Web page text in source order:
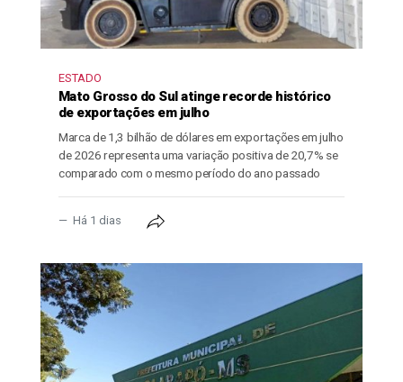
ESTADO
Mato Grosso do Sul atinge recorde histórico
de exportações em julho
Marca de 1,3 bilhão de dólares em exportações em julho
de 2026 representa uma variação positiva de 20,7% se
comparado com o mesmo período do ano passado
Há 1 dias